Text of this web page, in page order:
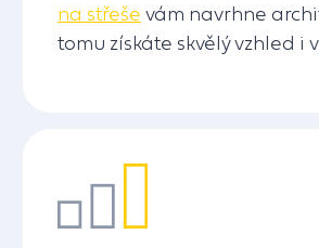
na střeše vám navrhne
tomu získáte skvělý vzhled i